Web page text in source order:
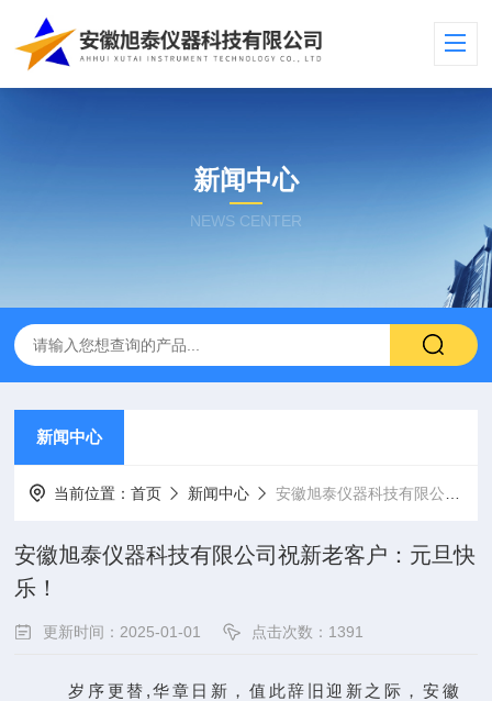
新闻中心
NEWS CENTER
新闻中心
当前位置：首页 新闻中心 安徽旭泰仪器科技有限公司祝新老客户：元旦快乐！
安徽旭泰仪器科技有限公司祝新老客户：元旦快
乐！
更新时间：2025-01-01 点击次数：1391
岁序更替,华章日新，值此辞旧迎新之际，安徽